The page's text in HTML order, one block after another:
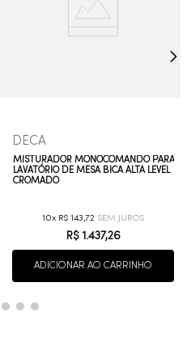
DECA
MISTURADOR MONOCOMANDO PARA
LAVATÓRIO DE MESA BICA ALTA LEVEL
CROMADO
10 R$ 143,72
R$ 1 .437,26
ADICIONAR AO CARRINHO